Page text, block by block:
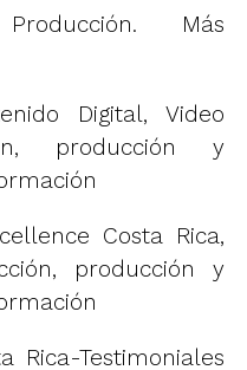
Más
Digital, Video
producción y
Costa Rica,
producción y
Rica-Testimoniales